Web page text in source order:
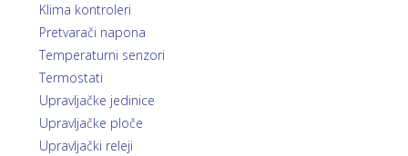
Klima kontroleri
Pretvarači napona
Temperaturni senzori
Termostati
Upravljačke jedinice
Upravljačke ploče
Upravljački releji